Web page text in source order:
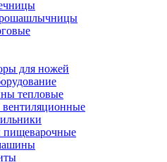
для ножей
тепловые
пищеварочные